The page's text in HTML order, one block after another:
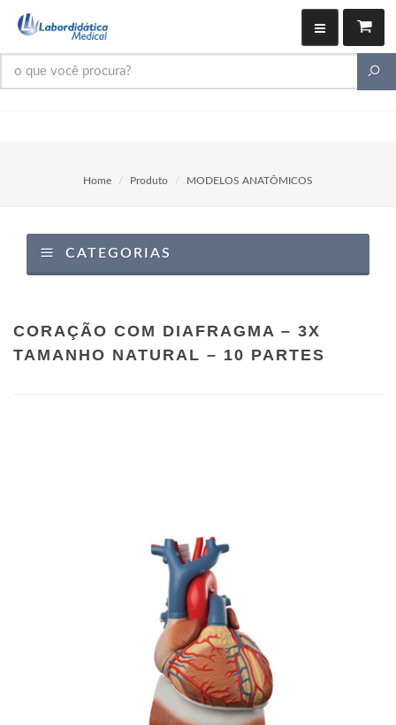
Home Produto MODELOS ANATÔMICOS
CATEGORIAS
CORAÇÃO COM DIAFRAGMA – 3X
TAMANHO NATURAL – 10 PARTES